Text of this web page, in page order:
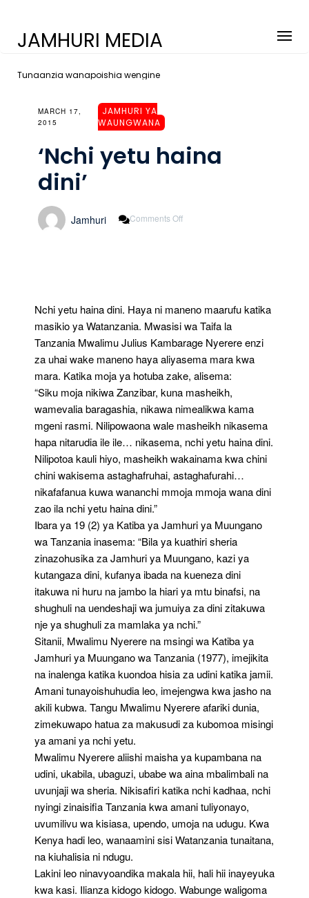
JAMHURI MEDIA
Tunaanzia wanapoishia wengine
MARCH 17,
2015
JAMHURI YA
WAUNGWANA
‘Nchi yetu haina
dini’
Jamhuri Comments Off
Nchi yetu haina dini. Haya ni maneno maarufu katika
masikio ya Watanzania. Mwasisi wa Taifa la
Tanzania Mwalimu Julius Kambarage Nyerere enzi
za uhai wake maneno haya aliyasema mara kwa
mara. Katika moja ya hotuba zake, alisema:
“Siku moja nikiwa Zanzibar, kuna masheikh,
wamevalia baragashia, nikawa nimealikwa kama
mgeni rasmi. Nilipowaona wale masheikh nikasema
hapa nitarudia ile ile… nikasema, nchi yetu haina dini.
Nilipotoa kauli hiyo, masheikh wakainama kwa chini
chini wakisema astaghafruhai, astaghafurahi…
nikafafanua kuwa wananchi mmoja mmoja wana dini
zao ila nchi yetu haina dini.”
Ibara ya 19 (2) ya Katiba ya Jamhuri ya Muungano
wa Tanzania inasema: “Bila ya kuathiri sheria
zinazohusika za Jamhuri ya Muungano, kazi ya
kutangaza dini, kufanya ibada na kueneza dini
itakuwa ni huru na jambo la hiari ya mtu binafsi, na
shughuli na uendeshaji wa jumuiya za dini zitakuwa
nje ya shughuli za mamlaka ya nchi.”
Sitanii, Mwalimu Nyerere na msingi wa Katiba ya
Jamhuri ya Muungano wa Tanzania (1977), imejikita
na inalenga katika kuondoa hisia za udini katika jamii.
Amani tunayoishuhudia leo, imejengwa kwa jasho na
akili kubwa. Tangu Mwalimu Nyerere afariki dunia,
zimekuwapo hatua za makusudi za kubomoa misingi
ya amani ya nchi yetu.
Mwalimu Nyerere aliishi maisha ya kupambana na
udini, ukabila, ubaguzi, ubabe wa aina mbalimbali na
uvunjaji wa sheria. Nikisafiri katika nchi kadhaa, nchi
nyingi zinaisifia Tanzania kwa amani tuliyonayo,
uvumilivu wa kisiasa, upendo, umoja na udugu. Kwa
Kenya hadi leo, wanaamini sisi Watanzania tunaitana,
na kiuhalisia ni ndugu.
Lakini leo ninavyoandika makala hii, hali hii inayeyuka
kwa kasi. Ilianza kidogo kidogo. Wabunge waligoma